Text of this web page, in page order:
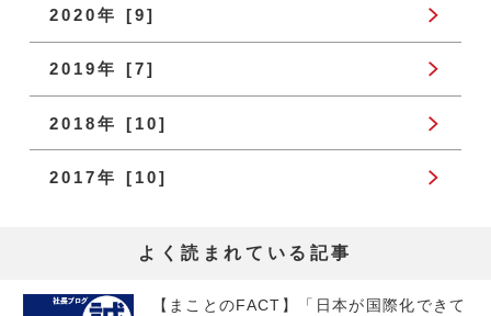
2020年 [9]
2019年 [7]
2018年 [10]
2017年 [10]
よく読まれている記事
【まことのFACT】「日本が国際化できて